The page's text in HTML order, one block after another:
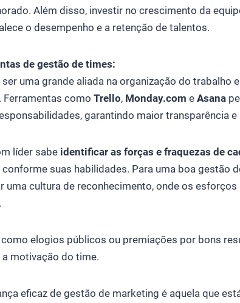
Além disso, investir no crescimento da
o desempenho e a retenção de talentos.
de gestão de times:
uma grande aliada na organização do trabalho
como Trello, Monday.com e Asana
garantindo maior transparência
líder sabe identificar as forças e fraquezas de
suas habilidades. Para uma boa gestão
uma cultura de reconhecimento, onde os
elogios públicos ou premiações por bons
motivação do time.
eficaz de gestão de marketing é aquela que